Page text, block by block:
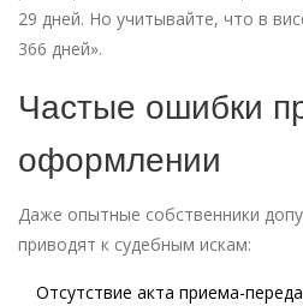
29 дней. Но учитывайте, что в
366 дней».
Частые ошибки
оформлении
Даже опытные собственники
приводят к судебным искам:
Отсутствие акта приема-